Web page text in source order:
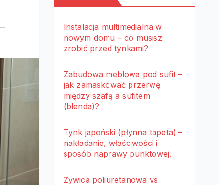
Instalacja multimedialna w
nowym domu – co musisz
zrobić przed tynkami?
Zabudowa meblowa pod sufit –
jak zamaskować przerwę
między szafą a sufitem
(blenda)?
Tynk japoński (płynna tapeta) –
nakładanie, właściwości i
sposób naprawy punktowej.
Żywica poliuretanowa vs